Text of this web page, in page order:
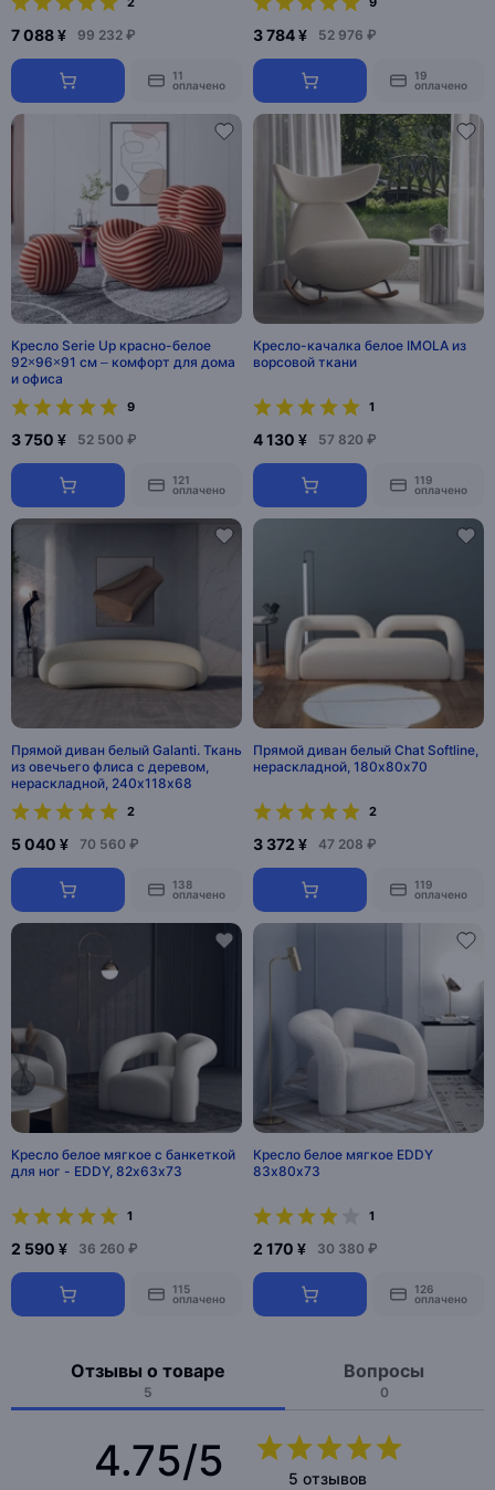
7 088 ¥ 99 232 ₽
11
оплачено
3 784 ¥ 52 976 ₽
19
оплачено
Кресло Serie Up красно-белое
92×96×91 см – комфорт для дома
и офиса
9
3 750 ¥ 52 500 ₽
121
оплачено
Кресло-качалка белое IMOLA из
ворсовой ткани
1
4 130 ¥ 57 820 ₽
119
оплачено
Прямой диван белый Galanti. Ткань
из овечьего флиса с деревом,
нераскладной, 240х118х68
2
5 040 ¥ 70 560 ₽
138
оплачено
Прямой диван белый Chat Softline,
нераскладной, 180х80х70
2
3 372 ¥ 47 208 ₽
119
оплачено
Кресло белое мягкое с банкеткой
для ног - EDDY, 82х63х73
1
2 590 ¥ 36 260 ₽
115
оплачено
Кресло белое мягкое EDDY
83х80х73
1
2 170 ¥ 30 380 ₽
126
оплачено
Отзывы о товаре
5
Вопросы
0
4.75/5
5 отзывов